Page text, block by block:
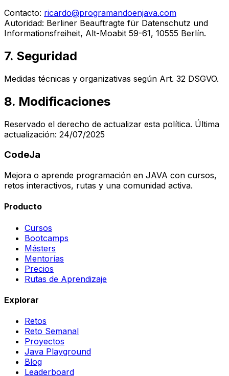
Contacto: ricardo@programandoenjava.com
Autoridad: Berliner Beauftragte für Datenschutz und
Informationsfreiheit, Alt-Moabit 59-61, 10555 Berlín.
7. Seguridad
Medidas técnicas y organizativas según Art. 32 DSGVO.
8. Modificaciones
Reservado el derecho de actualizar esta política. Última
actualización: 24/07/2025
CodeJa
Mejora o aprende programación en JAVA con cursos,
retos interactivos, rutas y una comunidad activa.
Producto
Cursos
Bootcamps
Másters
Mentorías
Precios
Rutas de Aprendizaje
Explorar
Retos
Reto Semanal
Proyectos
Java Playground
Blog
Leaderboard